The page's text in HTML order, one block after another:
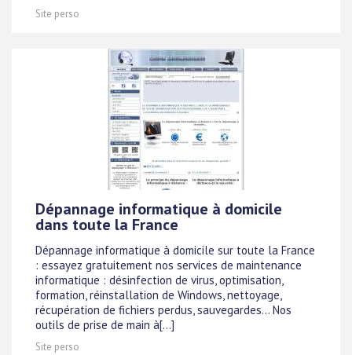
Site perso
Dépannage informatique à domicile
dans toute la France
Dépannage informatique à domicile sur toute la France
: essayez gratuitement nos services de maintenance
informatique : désinfection de virus, optimisation,
formation, réinstallation de Windows, nettoyage,
récupération de fichiers perdus, sauvegardes... Nos
outils de prise de main à[...]
Site perso